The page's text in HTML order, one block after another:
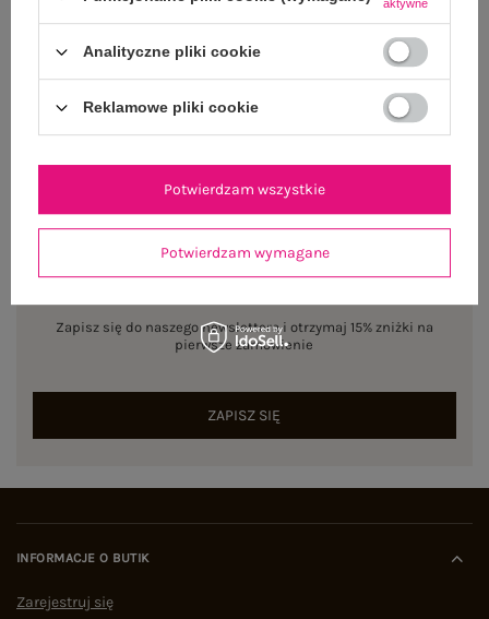
Dostępny
NEWSLETTER
Zapisz się do naszego newslettera i otrzymaj 15% zniżki na
pierwsze zamówienie
ZAPISZ SIĘ
INFORMACJE O BUTIK
Zarejestruj się
aktywne
Analityczne pliki cookie
Reklamowe pliki cookie
Potwierdzam wymagane
Potwierdzam wszystkie